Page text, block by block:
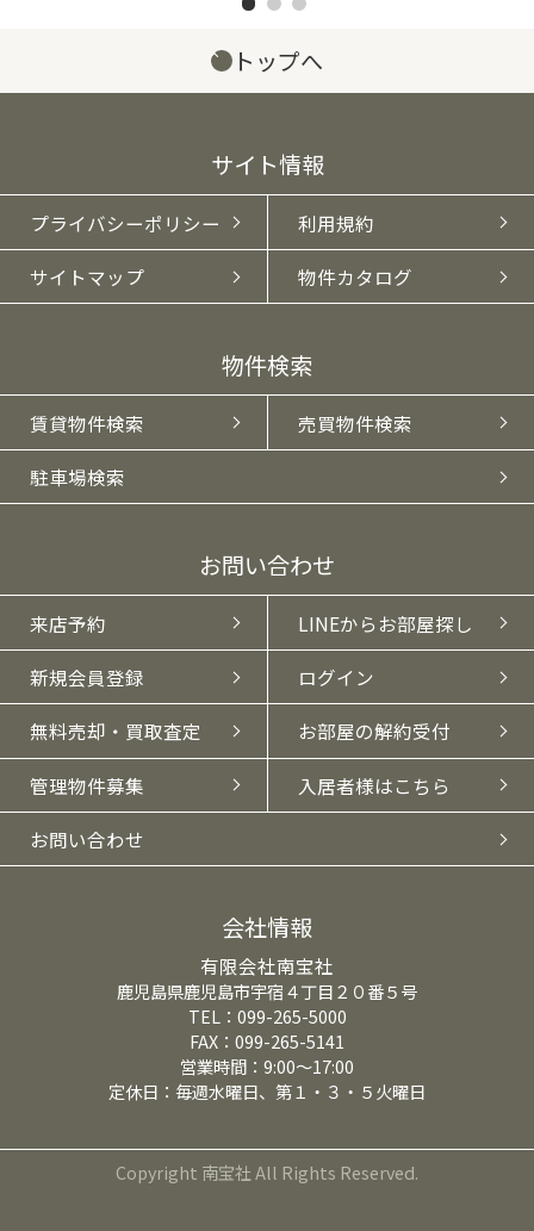
トップへ
サイト情報
プライバシーポリシー 利用規約
サイトマップ 物件カタログ
物件検索
賃貸物件検索 売買物件検索
駐車場検索
お問い合わせ
来店予約 LINEからお部屋探し
新規会員登録 ログイン
無料売却・買取査定 お部屋の解約受付
管理物件募集 入居者様はこちら
お問い合わせ
会社情報
有限会社南宝社
鹿児島県鹿児島市宇宿４丁目２０番５号
TEL：099-265-5000
FAX：099-265-5141
営業時間：9:00～17:00
定休日：毎週水曜日、第１・３・５火曜日
Copyright 南宝社 All Rights Reserved.